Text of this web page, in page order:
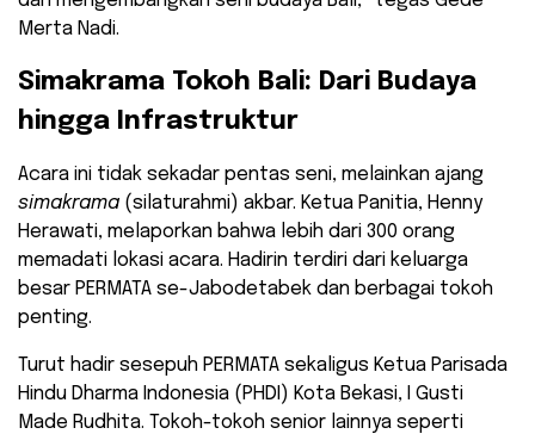
Merta Nadi.
​Simakrama Tokoh Bali: Dari Budaya
hingga Infrastruktur
​Acara ini tidak sekadar pentas seni, melainkan ajang
simakrama (silaturahmi) akbar. Ketua Panitia, Henny
Herawati, melaporkan bahwa lebih dari 300 orang
memadati lokasi acara. Hadirin terdiri dari keluarga
besar PERMATA se-Jabodetabek dan berbagai tokoh
penting.
​Turut hadir sesepuh PERMATA sekaligus Ketua Parisada
Hindu Dharma Indonesia (PHDI) Kota Bekasi, I Gusti
Made Rudhita. Tokoh-tokoh senior lainnya seperti